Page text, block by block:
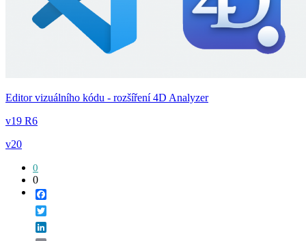
Editor vizuálního kódu - rozšíření 4D Analyzer
v19 R6
v20
0
0